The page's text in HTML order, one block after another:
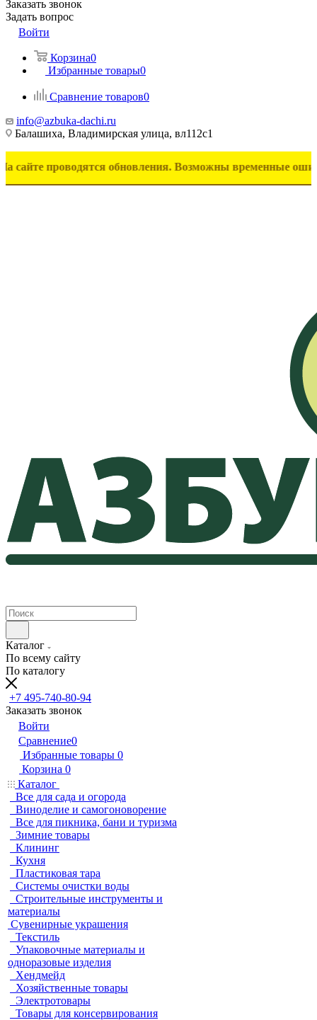
Заказать звонок
Задать вопрос
Войти
Корзина0
Избранные товары0
Сравнение товаров0
info@azbuka-dachi.ru
Балашиха, Владимирская улица, вл112с1
обновления. Возможны временные ошибки в
Каталог
По всему сайту
По каталогу
+7 495-740-80-94
Заказать звонок
Войти
Сравнение0
Избранные товары 0
Корзина 0
Каталог
Все для сада и огорода
Виноделие и самогоноворение
Все для пикника, бани и туризма
Зимние товары
Клининг
Кухня
Пластиковая тара
Системы очистки воды
Строительные инструменты и
материалы
Сувенирные украшения
Текстиль
Упаковочные материалы и
одноразовые изделия
Хендмейд
Хозяйственные товары
Электротовары
Товары для консервирования